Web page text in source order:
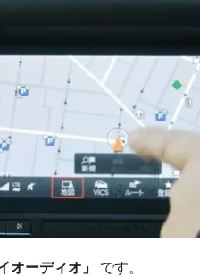
オーディオ」
です。